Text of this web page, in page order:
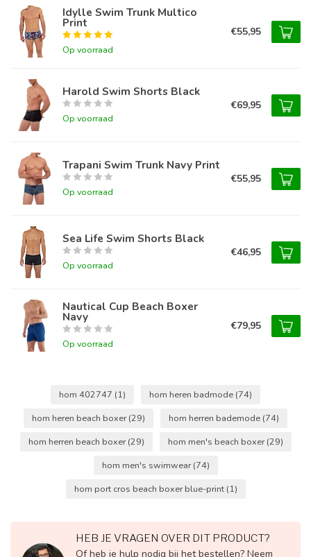
Idylle Swim Trunk Multico
Print
Op voorraad
€55,95
Harold Swim Shorts Black
Op voorraad
€69,95
Trapani Swim Trunk Navy Print
Op voorraad
€55,95
Sea Life Swim Shorts Black
Op voorraad
€46,95
Nautical Cup Beach Boxer
Navy
Op voorraad
€79,95
hom 402747 (1) hom heren badmode (74)
hom heren beach boxer(29) hom herren bademode (74)
hom herren beach boxer(29) hom men's beach boxer(29)
hom men's swimwear(74)
hom port cros beach boxer blue-print (1)
HEB JE VRAGEN OVER DIT PRODUCT?
Of heb je hulp nodig bij het bestellen? Neem